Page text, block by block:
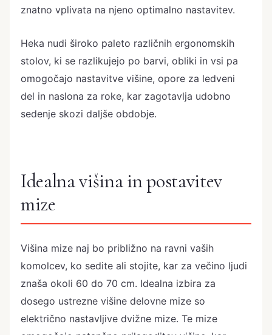
znatno vplivata na njeno optimalno nastavitev.
Heka nudi široko paleto različnih ergonomskih
stolov, ki se razlikujejo po barvi, obliki in vsi pa
omogočajo nastavitve višine, opore za ledveni
del in naslona za roke, kar zagotavlja udobno
sedenje skozi daljše obdobje.
Idealna višina in postavitev
mize
Višina mize naj bo približno na ravni vaših
komolcev, ko sedite ali stojite, kar za večino ljudi
znaša okoli 60 do 70 cm. Idealna izbira za
dosego ustrezne višine delovne mize so
električno nastavljive dvižne mize. Te mize